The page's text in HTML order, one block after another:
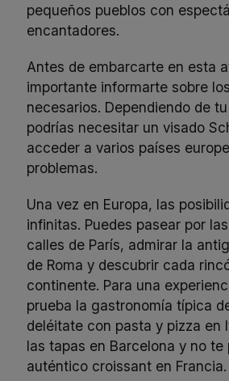
pequeños pueblos con
encantadores.
Antes de embarcarte en esta
importante informarte sobre
necesarios. Dependiendo de
podrías necesitar unvisado
acceder a varios países
problemas.
Una vez en Europa, las
infinitas. Puedes pasear por
calles de París, admirar la
de Roma y descubrir cada
continente. Para una
prueba la gastronomía típica
deléitate con pasta y pizza en
las tapas en Barcelona y no te
auténtico croissant en Francia.